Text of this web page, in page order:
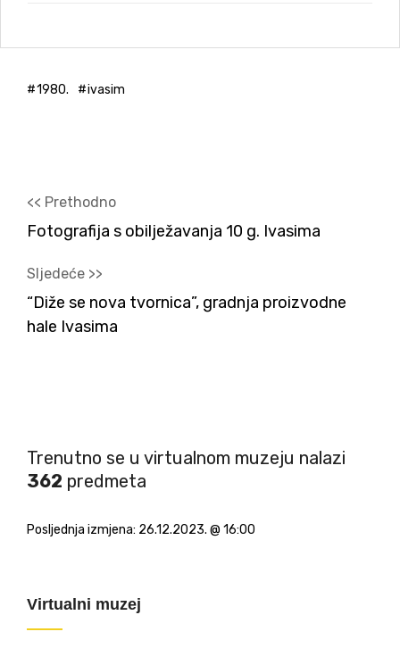
1980. ivasim
<< Prethodno
Fotografija s obilježavanja 10 g. Ivasima
Sljedeće >>
“Diže se nova tvornica”, gradnja proizvodne
hale Ivasima
Trenutno se u virtualnom muzeju nalazi
362 predmeta
Posljednja izmjena: 26.12.2023. @ 16:00
Virtualni muzej